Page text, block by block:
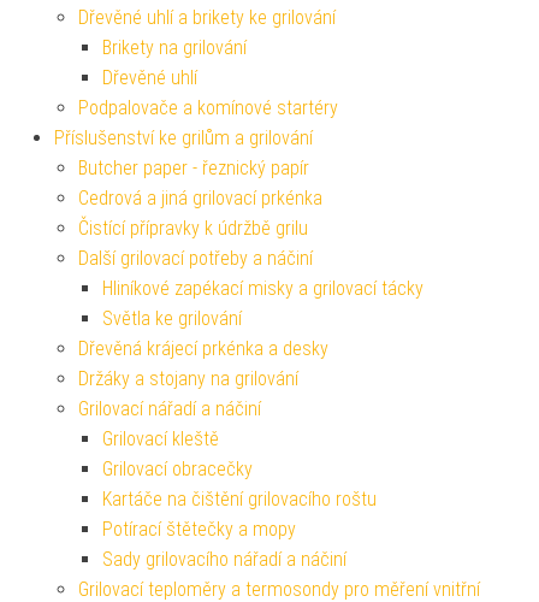
Dřevěné uhlí a brikety ke grilování
Brikety na grilování
Dřevěné uhlí
Podpalovače a komínové startéry
Příslušenství ke grilům a grilování
Butcher paper - řeznický papír
Cedrová a jiná grilovací prkénka
Čistící přípravky k údržbě grilu
Další grilovací potřeby a náčiní
Hliníkové zapékací misky a grilovací tácky
Světla ke grilování
Dřevěná krájecí prkénka a desky
Držáky a stojany na grilování
Grilovací nářadí a náčiní
Grilovací kleště
Grilovací obracečky
Kartáče na čištění grilovacího roštu
Potírací štětečky a mopy
Sady grilovacího nářadí a náčiní
Grilovací teploměry a termosondy pro měření vnitřní